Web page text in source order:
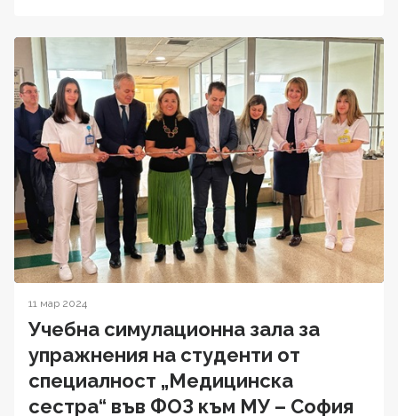
11 мар 2024
Учебна симулационна зала за
упражнения на студенти от
специалност „Медицинска
сестра“ във ФОЗ към МУ – София